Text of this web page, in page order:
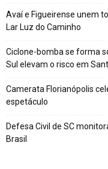
Avaí e Figueirense unem
Lar Luz do Caminho
Ciclone-bomba se forma
Sul elevam o risco em
Camerata Florianópolis
espetáculo
Defesa Civil de SC
Brasil